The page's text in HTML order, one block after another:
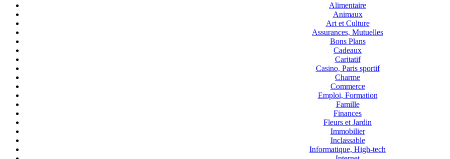
Alimentaire
Animaux
Art et Culture
Assurances, Mutuelles
Bons Plans
Cadeaux
Caritatif
Casino, Paris sportif
Charme
Commerce
Emploi, Formation
Famille
Finances
Fleurs et Jardin
Immobilier
Inclassable
Informatique, High-tech